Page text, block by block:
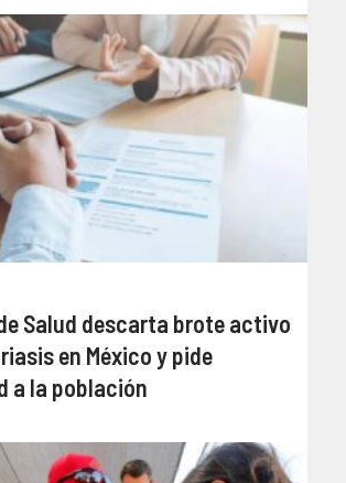
Salud descarta brote activo
en México y pide
a la población